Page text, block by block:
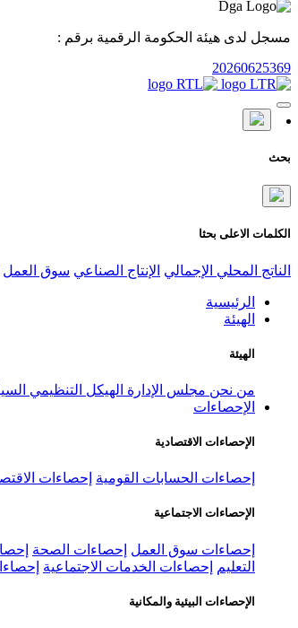
مسجل لدى هيئة الحكومة الرقمية برقم :
20260625369
بحث
الكلمات الاعلى بحثا
الناتج المحلي الإجمالي الإنتاج الصناعي سوق العمل
الرئيسية
الهيئة
الهيئة
من نحن مجلس الإدارة الهيكل التنظيمي
الإحصاءات
الإحصاءات الاقتصادية
إحصاءات الحسابات القومية إحصاءات
الإحصاءات الاجتماعية
إحصاءات سوق العمل إحصاءات الصحة
التعليم
إحصاءات الخدمات الاجتماعية
الإحصاءات البيئية والمكانية